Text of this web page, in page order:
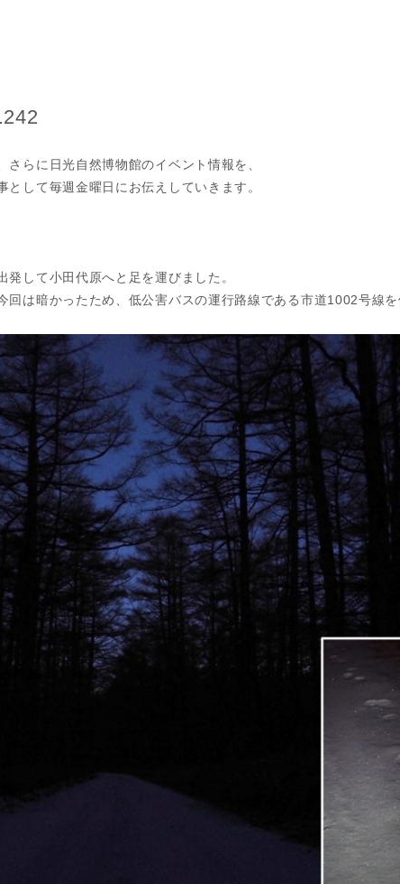
らに日光自然博物館のイベント情報を、
して毎週金曜日にお伝えしていきます。
して小田代原へと足を運びました。
は暗かったため、低公害バスの運行路線である市道1002号線を